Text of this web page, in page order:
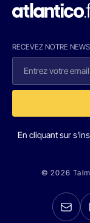
RECEVEZ NOTRE
En cliquant sur
© 2026